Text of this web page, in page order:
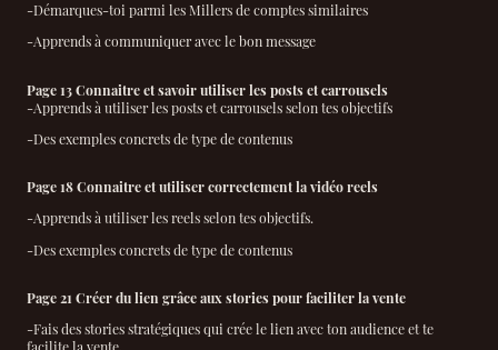
-Démarques-toi parmi les Millers de comptes similaires
-Apprends à communiquer avec le bon message
Page 13 Connaitre et savoir utiliser les posts et carrousels
-Apprends à utiliser les posts et carrousels selon tes objectifs
-Des exemples concrets de type de contenus
Page 18 Connaitre et utiliser correctement la vidéo reels
-Apprends à utiliser les reels selon tes objectifs.
-Des exemples concrets de type de contenus
Page 21 Créer du lien grâce aux stories pour faciliter la vente
-Fais des stories stratégiques qui crée le lien avec ton audience et te